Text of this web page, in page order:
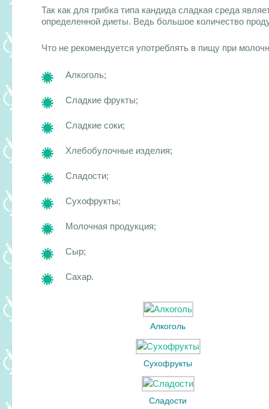
Так как для грибка типа кандида сладкая среда
определенной диеты. Ведь большое количество
Что не рекомендуется употреблять в пищу при
Алкоголь;
Сладкие фрукты;
Сладкие соки;
Хлебобулочные изделия;
Сладости;
Сухофрукты;
Молочная продукция;
Сыр;
Сахар.
Алкоголь
Сухофрукты
Сладости